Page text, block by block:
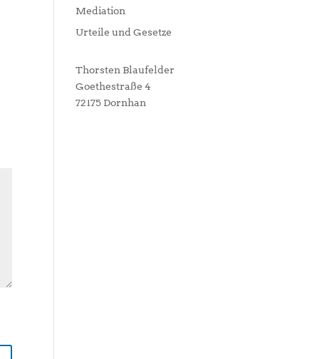
Mediation
Urteile und Gesetze
Thorsten Blaufelder
Goethestraße 4
72175 Dornhan